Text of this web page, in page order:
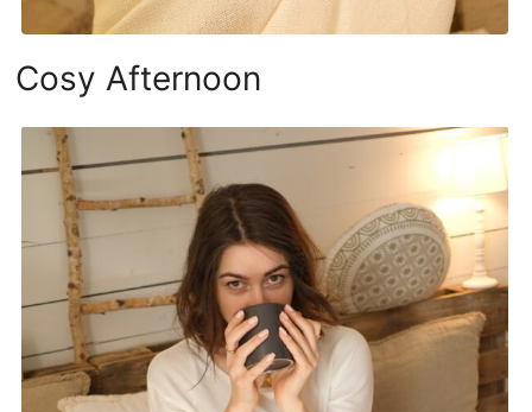
Cosy Afternoon